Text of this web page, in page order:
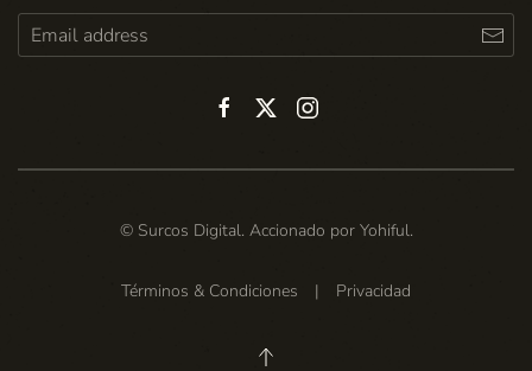
© Surcos Digital. Accionado por Yohiful.
Términos & Condiciones | Privacidad